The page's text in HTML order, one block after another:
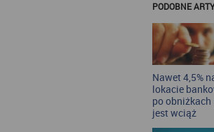
PODOBNE
Nawet 4,5%
lokacie
po obniżkach
jest wciąż
możliwe!